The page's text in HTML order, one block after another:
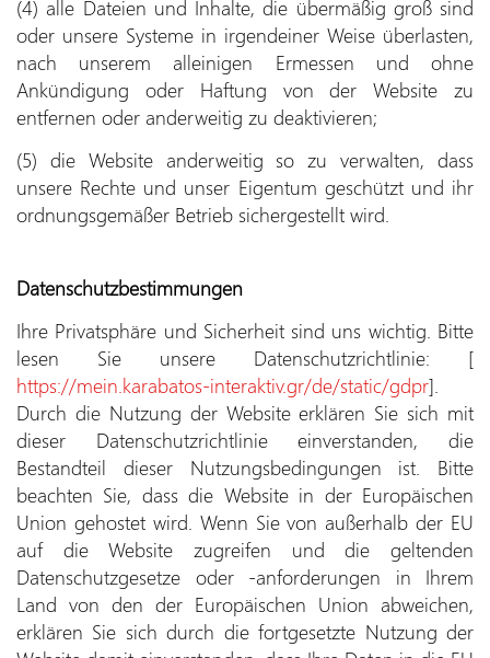
(4) alle Dateien und Inhalte, die übermäßig groß sind
oder unsere Systeme in irgendeiner Weise überlasten,
nach unserem alleinigen Ermessen und ohne
Ankündigung oder Haftung von der Website zu
entfernen oder anderweitig zu deaktivieren;
(5) die Website anderweitig so zu verwalten, dass
unsere Rechte und unser Eigentum geschützt und ihr
ordnungsgemäßer Betrieb sichergestellt wird.
Datenschutzbestimmungen
Ihre Privatsphäre und Sicherheit sind uns wichtig. Bitte
lesen Sie unsere Datenschutzrichtlinie: [
https://mein.karabatos-interaktiv.gr/de/static/gdpr].
Durch die Nutzung der Website erklären Sie sich mit
dieser Datenschutzrichtlinie einverstanden, die
Bestandteil dieser Nutzungsbedingungen ist. Bitte
beachten Sie, dass die Website in der Europäischen
Union gehostet wird. Wenn Sie von außerhalb der EU
auf die Website zugreifen und die geltenden
Datenschutzgesetze oder -anforderungen in Ihrem
Land von den der Europäischen Union abweichen,
erklären Sie sich durch die fortgesetzte Nutzung der